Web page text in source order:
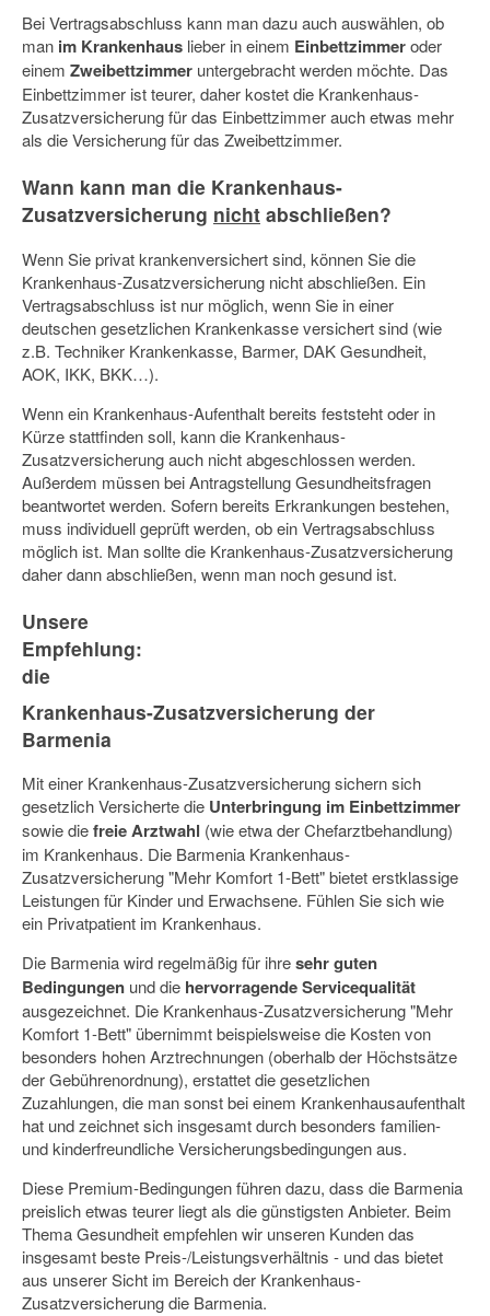
Bei Vertragsabschluss kann man dazu auch auswählen, ob
man im Krankenhaus lieber in einem Einbettzimmeroder
einem Zweibettzimmer untergebracht werden möchte. Das
Einbettzimmer ist teurer, daher kostet die Krankenhaus-
Zusatzversicherung für das Einbettzimmer auch etwas mehr
als die Versicherung für das Zweibettzimmer.
Wann kann man die Krankenhaus-
Zusatzversicherung nicht abschließen?
Wenn Sie privat krankenversichert sind, können Sie die
Krankenhaus-Zusatzversicherung nicht abschließen. Ein
Vertragsabschluss ist nur möglich, wenn Sie in einer
deutschen gesetzlichen Krankenkasse versichert sind (wie
z.B. Techniker Krankenkasse, Barmer, DAK Gesundheit,
AOK, IKK, BKK…).
Wenn ein Krankenhaus-Aufenthalt bereits feststeht oder in
Kürze stattfinden soll, kann die Krankenhaus-
Zusatzversicherung auch nicht abgeschlossen werden.
Außerdem müssen bei Antragstellung Gesundheitsfragen
beantwortet werden. Sofern bereits Erkrankungen bestehen,
muss individuell geprüft werden, ob ein Vertragsabschluss
möglich ist. Man sollte die Krankenhaus-Zusatzversicherung
daher dann abschließen, wenn man noch gesund ist.
Unsere
Empfehlung:
die
Krankenhaus-Zusatzversicherung der
Barmenia
Mit einer Krankenhaus-Zusatzversicherung sichern sich
gesetzlich Versicherte die Unterbringung im Einbettzimmer
sowie diefreie Arztwahl (wie etwa der Chefarztbehandlung)
im Krankenhaus. Die Barmenia Krankenhaus-
Zusatzversicherung "Mehr Komfort 1-Bett" bietet erstklassige
Leistungen für Kinder und Erwachsene. Fühlen Sie sich wie
ein Privatpatient im Krankenhaus.
Die Barmenia wird regelmäßig für ihresehr guten
Bedingungen und die hervorragende Servicequalität
ausgezeichnet. Die Krankenhaus-Zusatzversicherung "Mehr
Komfort 1-Bett" übernimmt beispielsweise die Kosten von
besonders hohen Arztrechnungen (oberhalb der Höchstsätze
der Gebührenordnung), erstattet die gesetzlichen
Zuzahlungen, die man sonst bei einem Krankenhausaufenthalt
hat und zeichnet sich insgesamt durch besonders familien-
und kinderfreundliche Versicherungsbedingungen aus.
Diese Premium-Bedingungen führen dazu, dass die Barmenia
preislich etwas teurer liegt als die günstigsten Anbieter. Beim
Thema Gesundheit empfehlen wir unseren Kunden das
insgesamt beste Preis-/Leistungsverhältnis - und das bietet
aus unserer Sicht im Bereich der Krankenhaus-
Zusatzversicherung die Barmenia.